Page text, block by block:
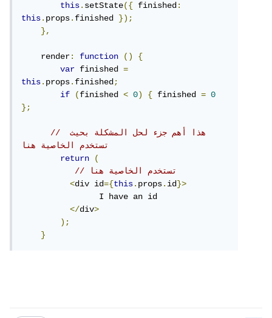
this.setState({ finished:
this.props.finished });
},
    render
: function ()
{
var finished =
this.props.finished;
if
(finished < 0) { finished =
0
};
// هذا أهم جزء لحل المشكلة بحيث
تستخدم الخاصية هنا
return
(
// تستخدم الخاصية هنا
<div id={this.props.id}>
</div>
);
}